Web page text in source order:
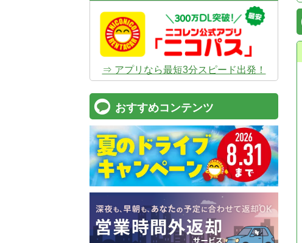
⇒ アプリなら最短3分スピード出発！
おすすめコンテンツ